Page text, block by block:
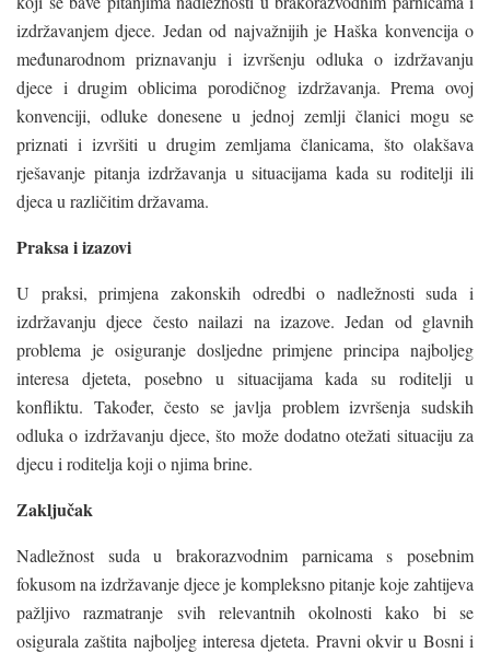
izdržavanjem djece. Jedan od najvažnijih je Haška konvencija o
međunarodnom priznavanju i izvršenju odluka o izdržavanju
djece i drugim oblicima porodičnog izdržavanja. Prema ovoj
konvenciji, odluke donesene u jednoj zemlji članici mogu se
priznati i izvršiti u drugim zemljama članicama, što olakšava
rješavanje pitanja izdržavanja u situacijama kada su roditelji ili
djeca u različitim državama.
Praksa i izazovi
U praksi, primjena zakonskih odredbi o nadležnosti suda i
izdržavanju djece često nailazi na izazove. Jedan od glavnih
problema je osiguranje dosljedne primjene principa najboljeg
interesa djeteta, posebno u situacijama kada su roditelji u
konfliktu. Također, često se javlja problem izvršenja sudskih
odluka o izdržavanju djece, što može dodatno otežati situaciju za
djecu i roditelja koji o njima brine.
Zaključak
Nadležnost suda u brakorazvodnim parnicama s posebnim
fokusom na izdržavanje djece je kompleksno pitanje koje zahtijeva
pažljivo razmatranje svih relevantnih okolnosti kako bi se
osigurala zaštita najboljeg interesa djeteta. Pravni okvir u Bosni i